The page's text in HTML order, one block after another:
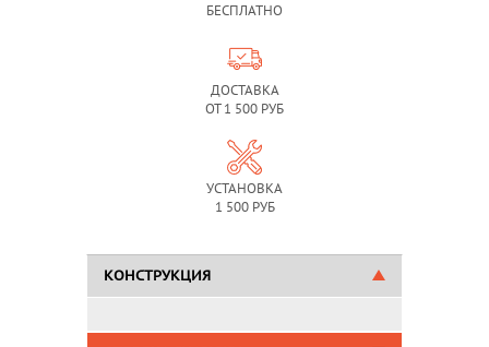
БЕСПЛАТНО
ДОСТАВКА
ОТ 1 500 РУБ
УСТАНОВКА
1 500 РУБ
КОНСТРУКЦИЯ